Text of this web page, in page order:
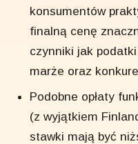
konsumentów
finalną cenę
czynniki jak
marże oraz
Podobne opłaty
(z wyjątkiem
stawki mają być